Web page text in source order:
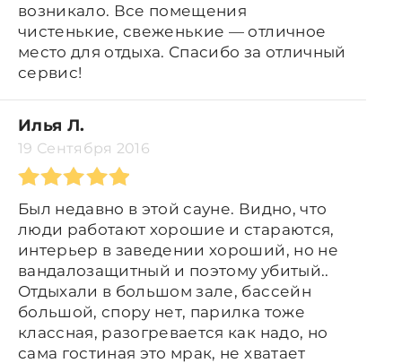
возникало. Все помещения
чистенькие, свеженькие — отличное
место для отдыха. Спасибо за отличный
сервис!
Илья Л.
19 Сентября 2016
Был недавно в этой сауне. Видно, что
люди работают хорошие и стараются,
интерьер в заведении хороший, но не
вандалозащитный и поэтому убитый..
Отдыхали в большом зале, бассейн
большой, спору нет, парилка тоже
классная, разогревается как надо, но
сама гостиная это мрак, не хватает